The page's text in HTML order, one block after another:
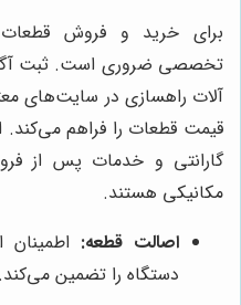
برای خرید و فروش
تخصصی ضروری است. ثبت
آلات راهسازی در سایت‌های
قیمت قطعات را فراهم می‌کند.
گارانتی و خدمات پس از
مکانیکی هستند.
اصالت قطعه: اطمینان
دستگاه را تضمین می‌کند.